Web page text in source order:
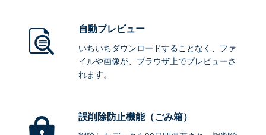
自動プレビュー
いちいちダウンロードすることなく、ファ
イルや画像が、ブラウザ上でプレビューさ
れます。
誤削除防止機能（ごみ箱）